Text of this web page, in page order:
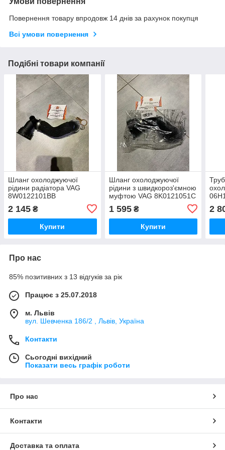
Повернення товару впродовж 14 днів за рахунок покупця
Всі умови повернення
Подібні товари компанії
Шланг охолоджуючої
рідини радіатора VAG
8W0122101BB
2 145 ₴
Купити
Шланг охолоджуючої
рідини з швидкороз'ємною
муфтою VAG 8K0121051C
1 595₴
Купити
2
Про нас
85% позитивних з 13 відгуків за рік
Працює з 25.07.2018
м. Львів
вул. Шевченка 186/2 , Львів, Україна
Контакти
Сьогодні вихідний
Показати весь графік роботи
Про нас
Контакти
Доставка та оплата